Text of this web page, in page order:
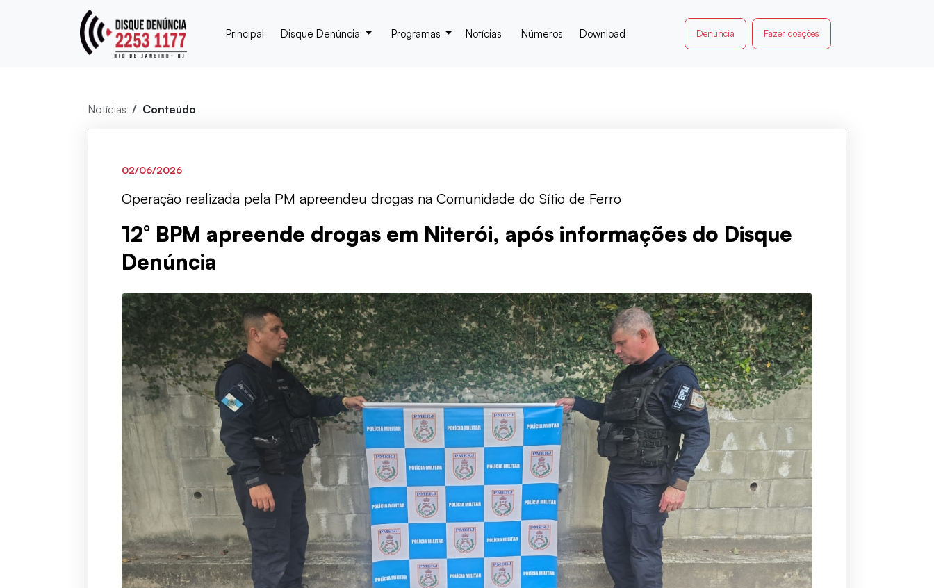
Principal Disque Denúncia Programas Notícias Números Download Denúncia Fazer doações
Notícias Conteúdo
02/06/2026
Operação realizada pela PM apreendeu drogas na Comunidade do Sítio de Ferro
12° BPM apreende drogas em Niterói, após informações do Disque
Denúncia